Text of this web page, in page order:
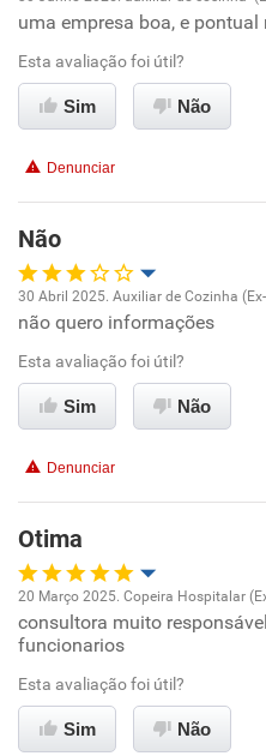
Oportunidade de promoção
Ambiente de trabalho
Benefícios
Recomenda esta empresa
uma empresa boa, e
Esta avaliação foi útil?
Sim Não
Denunciar
Não
Oportunidade de promoção
Ambiente de trabalho
Benefícios
Não recomenda esta
Não recomenda a
30 Abril 2025. Auxiliar de Cozinha
não quero informações
Esta avaliação foi útil?
Sim Não
Denunciar
Otima
Oportunidade de promoção
Ambiente de trabalho
Conciliação com a vida familiar
20 Março 2025. Copeira Hospitalar
consultora muito
funcionarios
Esta avaliação foi útil?
Sim Não